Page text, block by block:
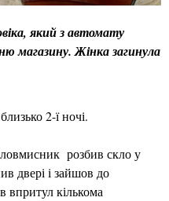
який з автомату
магазину. Жінка загинула
2-ї ночі.
розбив скло у
двері і зайшов до
кількома